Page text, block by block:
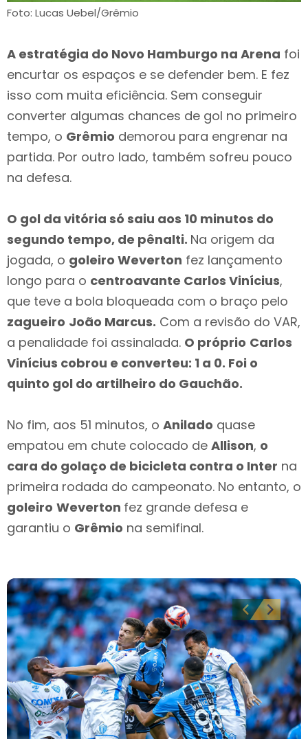
Foto: Lucas Uebel/Grêmio
A estratégia do Novo Hamburgo na Arena foi
encurtar os espaços e se defender bem. E fez
isso com muita eficiência. Sem conseguir
converter algumas chances de gol no primeiro
tempo, o Grêmio demorou para engrenar na
partida. Por outro lado, também sofreu pouco
na defesa.
O gol da vitória só saiu aos 10 minutos do
segundo tempo, de pênalti. Na origem da
jogada, o goleiro Weverton fez lançamento
longo para o centroavante Carlos Vinícius,
que teve a bola bloqueada com o braço pelo
zagueiro João Marcus. Com a revisão do VAR,
a penalidade foi assinalada. O próprio Carlos
Vinícius cobrou e converteu: 1 a 0. Foi o
quinto gol do artilheiro do Gauchão.
No fim, aos 51 minutos, o Anilado quase
empatou em chute colocado de Allison, o
cara do golaço de bicicleta contra o Inter na
primeira rodada do campeonato. No entanto, o
goleiro Weverton fez grande defesa e
garantiu o Grêmio na semifinal.